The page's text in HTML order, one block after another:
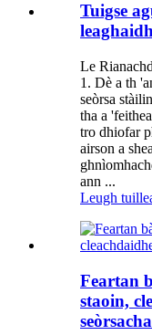
Tuigse
Le
1. Dè a th
seòrsa
tha a
tro dhiofar
airson a
ann ...
Leugh
Feartan
staoin,